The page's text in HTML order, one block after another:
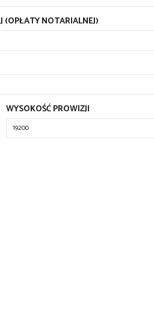
(OPŁATY NOTARIALNEJ)
WYSOKOŚĆ PROWIZJI